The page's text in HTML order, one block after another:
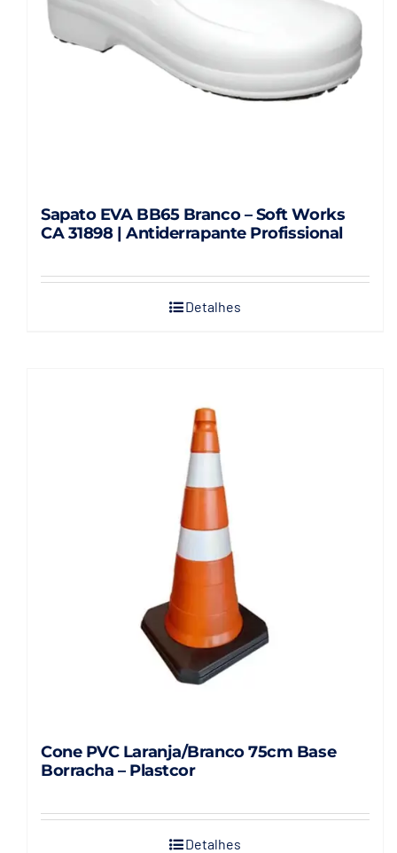
escolhidas
na
página
Sapato EVA BB65 Branco – Soft Works
CA 31898 | Antiderrapante Profissional
Detalhes
Cone PVC Laranja/Branco 75cm Base
Borracha – Plastcor
Detalhes